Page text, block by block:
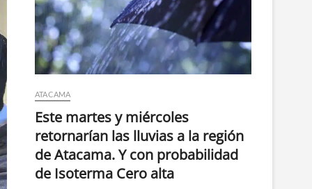
ATACAMA
Este martes y miércoles
retornarían las lluvias a la región
de Atacama. Y con probabilidad
de Isoterma Cero alta